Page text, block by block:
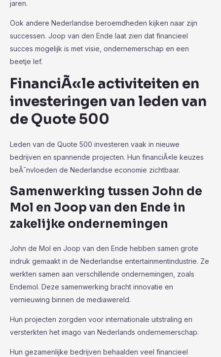
jaren.
Ook andere Nederlandse beroemdheden kijken naar zijn
successen. Joop van den Ende laat zien dat financieel
succes mogelijk is met visie, ondernemerschap en een
beetje lef.
FinanciÃ«le activiteiten en
investeringen van leden van
de Quote 500
Leden van de Quote 500 investeren vaak in nieuwe
bedrijven en spannende projecten. Hun financiÃ«le keuzes
beÃ¯nvloeden de Nederlandse economie zichtbaar.
Samenwerking tussen John de
Mol en Joop van den Ende in
zakelijke ondernemingen
John de Mol en Joop van den Ende hebben samen grote
indruk gemaakt in de Nederlandse entertainmentindustrie. Ze
werkten samen aan verschillende ondernemingen, zoals
Endemol. Deze samenwerking bracht innovatie en
vernieuwing binnen de mediawereld.
Hun projecten zorgden voor internationale uitstraling en
versterkten het imago van Nederlands ondernemerschap.
Hun gezamenlijke bedrijven behaalden veel financieel